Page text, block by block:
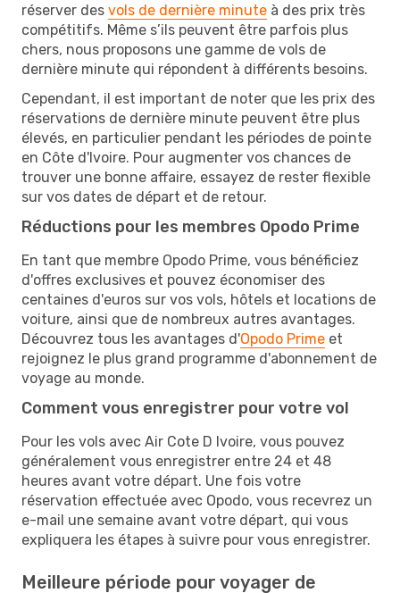
réserver des vols de dernière minute à des prix très
compétitifs. Même s’ils peuvent être parfois plus
chers, nous proposons une gamme de vols de
dernière minute qui répondent à différents besoins.
Cependant, il est important de noter que les prix des
réservations de dernière minute peuvent être plus
élevés, en particulier pendant les périodes de pointe
en Côte d'Ivoire. Pour augmenter vos chances de
trouver une bonne affaire, essayez de rester flexible
sur vos dates de départ et de retour.
Réductions pour les membres Opodo Prime
En tant que membre Opodo Prime, vous bénéficiez
d'offres exclusives et pouvez économiser des
centaines d'euros sur vos vols, hôtels et locations de
voiture, ainsi que de nombreux autres avantages.
Découvrez tous les avantages d'Opodo Prime et
rejoignez le plus grand programme d'abonnement de
voyage au monde.
Comment vous enregistrer pour votre vol
Pour les vols avec Air Cote D Ivoire, vous pouvez
généralement vous enregistrer entre 24 et 48
heures avant votre départ. Une fois votre
réservation effectuée avec Opodo, vous recevrez un
e-mail une semaine avant votre départ, qui vous
expliquera les étapes à suivre pour vous enregistrer.
Meilleure période pour voyager de